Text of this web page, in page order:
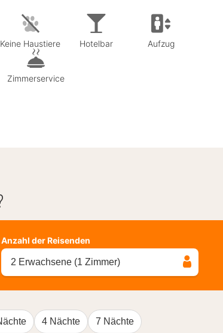
Keine Haustiere Hotelbar Aufzug
Zimmerservice
Anzahl der Reisenden
2 Erwachsene (1 Zimmer)
4 Nächte 7 Nächte